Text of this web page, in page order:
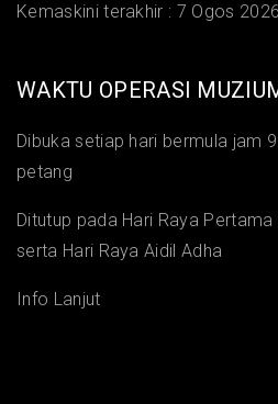
Kemaskini terakhir : 7 Ogos 2026
WAKTU OPERASI
Dibuka setiap hari bermula jam
petang
Ditutup pada Hari Raya
serta Hari Raya Aidil Adha
Info Lanjut